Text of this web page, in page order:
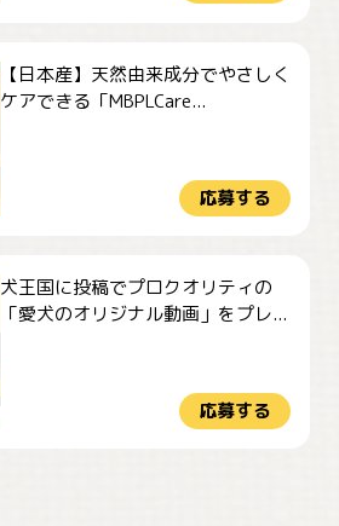
【日本産】天然由来成分でやさしく
ケアできる「MBPLCare...
応募する
犬王国に投稿でプロクオリティの
「愛犬のオリジナル動画」をプレ...
応募する